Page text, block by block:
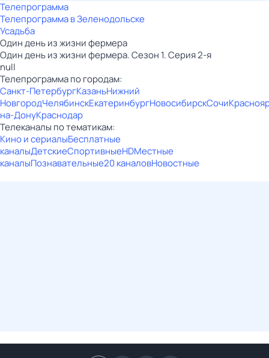
Телепрограмма
Телепрограмма в Зеленодольске
Усадьба
Один день из жизни фермера
Один день из жизни фермера. Сезон 1. Серия 2-я
null
Телепрограмма по городам:
Санкт-ПетербургКазаньНижний
НовгородЧелябинскЕкатеринбургНовосибирскСочи
на-ДонуКраснодар
Телеканалы по тематикам:
Кино и сериалыБесплатные
каналыДетскиеСпортивныеHDМестные
каналыПознавательные20 каналовНовостные